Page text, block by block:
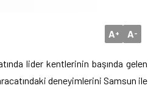
A+ A-
lider kentlerinin başında gelen
deneyimlerini Samsun ile